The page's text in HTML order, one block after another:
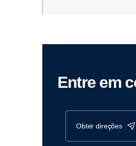
Entre em
obter direções